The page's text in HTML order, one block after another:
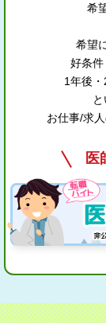
希
希望
好条件
1年後・
お仕事/求
医